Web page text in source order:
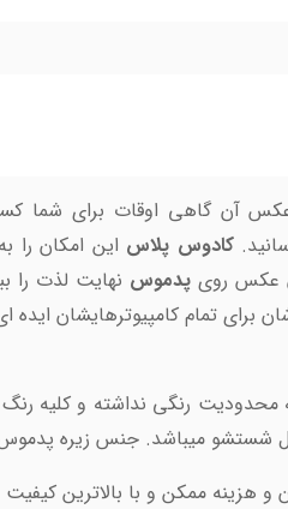
آن گاهی اوقات برای شما
کادوس پلاس این امکان را
عکس روی پدموس نهایت لذت را
تمام کامپیوترهایشان
محدودیت رنگی نداشته و کلیه
شستشو میباشد. جنس زیره پدموس
و هزینه ممکن و با بالاترین